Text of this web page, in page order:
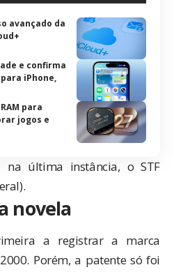
avançado da
e confirma
iPhone,
para
jogos e
última instância, o STF
novela
a registrar a marca
Porém, a patente só foi